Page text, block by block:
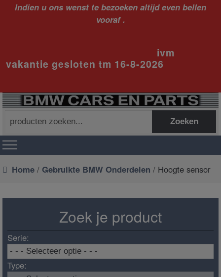
Indien u ons wenst te bezoeken altijd even bellen
vooraf .
ivm
vakantie gesloten tm 16-8-2026
naar:
Zoeken
Home / Gebruikte BMW Onderdelen / Hoogte sensor
Zoek je product
Serie:
Type: